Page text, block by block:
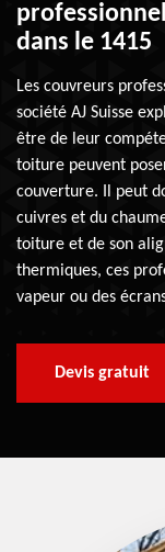
dans le 1415
Les couvreurs
société AJ Suisse
être de leur
toiture peuvent
couverture. Il peut
cuivres et du
toiture et de son
thermiques, ces
vapeur ou des
Devis gratuit